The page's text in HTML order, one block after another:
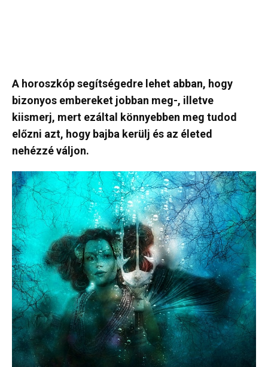
A horoszkóp segítségedre lehet abban, hogy
bizonyos embereket jobban meg-, illetve
kiismerj, mert ezáltal könnyebben meg tudod
előzni azt, hogy bajba kerülj és az életed
nehézzé váljon.